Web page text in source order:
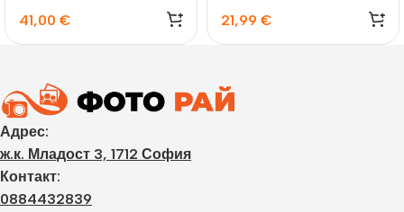
41,00 € 21,99 €
Адрес:
ж.к. Младост 3, 1712 София
Контакт:
0884432839